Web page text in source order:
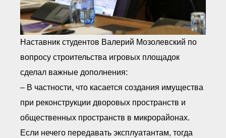
Наставник студентов Валерий Мозолевский по
вопросу строительства игровых площадок
сделал важные дополнения:
– В частности, что касается создания имущества
при реконструкции дворовых пространств и
общественных пространств в микрорайонах.
Если нечего передавать эксплуатантам, тогда